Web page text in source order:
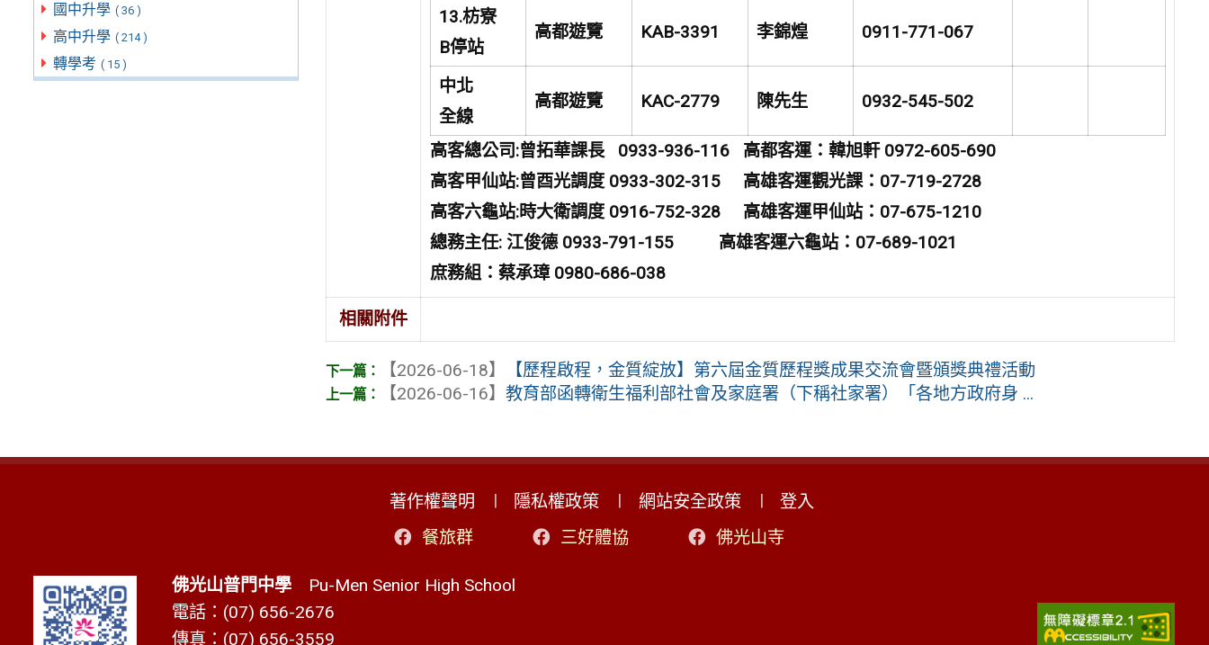
國中升學 ( 36 )
高中升學 ( 214 )
轉學考 ( 15 )
13.枋寮
B停站
高都遊覽 KAB-3391 李錦煌 0911-771-067
中北
全線
高都遊覽 KAC-2779 陳先生 0932-545-502
高客總公司:曾拓華課長 0933-936-116 高都客運：韓旭軒 0972-605-690
高客甲仙站:曾酉光調度 0933-302-315 高雄客運觀光課：07-719-2728
高客六龜站:時大衛調度 0916-752-328 高雄客運甲仙站：07-675-1210
總務主任: 江俊德 0933-791-155 高雄客運六龜站：07-689-1021
庶務組：蔡承璋 0980-686-038
相關附件
【2026-06-18】
【歷程啟程，金質綻放】第六屆金質歷程獎成果交流會暨頒獎典禮活動
【2026-06-16】教育部函轉衛生福利部社會及家庭署（下稱社家署）「各地方政府身 ...
著作權聲明 隱私權政策 網站安全政策
登入
餐旅群
三好體協 佛光山寺
佛光山普門中學Pu-Men Senior High School
電話：(07) 656-2676
傳真：(07) 656-3559